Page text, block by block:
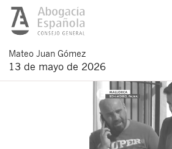
Mateo Juan Gómez
13 de mayo de 2026